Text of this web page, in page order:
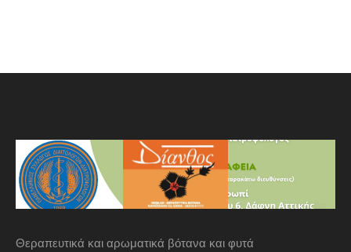
Θεραπευτικά και αρωματικά βότανα και φυτά